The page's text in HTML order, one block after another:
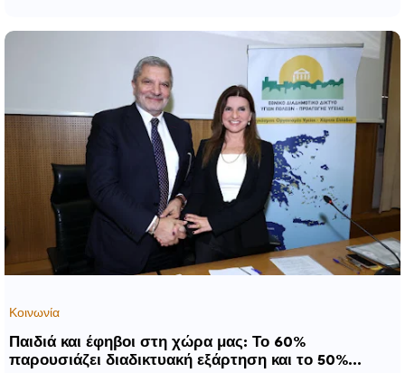
Κοινωνία
Παιδιά και έφηβοι στη χώρα μας: Το 60%
παρουσιάζει διαδικτυακή εξάρτηση και το 50%